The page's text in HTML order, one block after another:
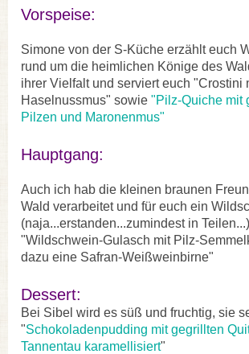
Vorspeise:
Simone von der S-Küche erzählt euch
rund um die heimlichen Könige des
ihrer Vielfalt und serviert euch "Crostini
Haselnussmus" sowie "Pilz-Quiche mit
Pilzen und Maronenmus"
Hauptgang:
Auch ich hab die kleinen braunen
Wald verarbeitet und für euch ein
(naja...erstanden...zumindest in
"Wildschwein-Gulasch mit Pilz-
dazu eine Safran-Weißweinbirne"
Dessert:
Bei Sibel wird es süß und fruchtig, sie
"Schokoladenpudding mit gegrillten
Tannentau karamellisiert"